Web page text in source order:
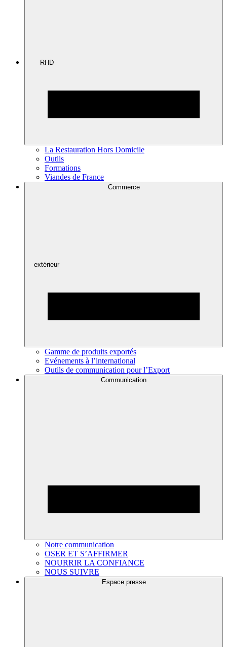
RHD
La Restauration Hors Domicile
Outils
Formations
Viandes de France
Commerce
extérieur
Gamme de produits exportés
Evénements à l’international
Outils de communication pour l’Export
Communication
Notre communication
OSER ET S’AFFIRMER
NOURRIR LA CONFIANCE
NOUS SUIVRE
Espace presse